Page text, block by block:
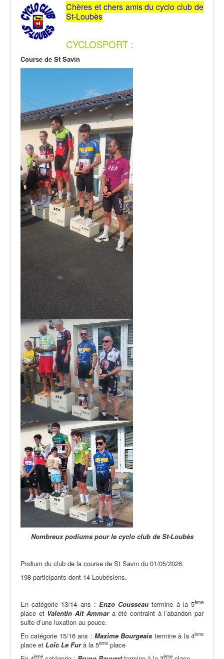
Chères et chers amis du cyclo club de
St-Loubès
CYCLOSPORT :
Course de St Savin
Nombreux podiums pour le cyclo club de St-Loubès
Podium du club de la course de St Savin du 01/05/2026.
198 participants dont 14 Loubésiens.
En catégorie 13/14 ans : Enzo Cousseau termine à la 5ème
place et Valentin Ait Ammara été contraint à l’abandon par
suite d’une luxation au pouce.
En catégorie 15/16 ans : Maxime Bourgeais termine à la 4ème
place et Loïc Le Furà la 5ème place
ème ème